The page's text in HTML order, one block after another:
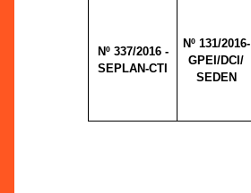
Nº 337/2016 -
SEPLAN-CTI
Nº 131/2016-
GPEI/DCI/
SEDEN